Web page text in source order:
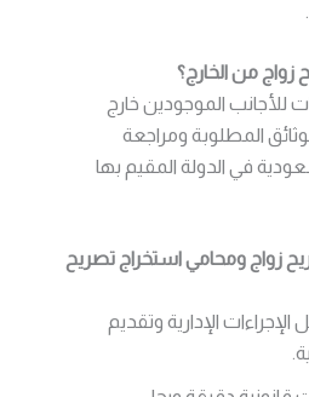
للأجانب الموجودين خارج
المطلوبة ومراجعة
في الدولة المقيم بها
زواج ومحامي استخراج تصريح
الإدارية وتقديم